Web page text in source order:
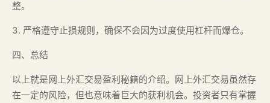
整。
3. 严格遵守止损规则，确保不会因为过度使用杠杆而爆仓。
四、总结
以上就是网上外汇交易盈利秘籍的介绍。网上外汇交易虽然存
在一定的风险，但也意味着巨大的获利机会。投资者只有掌握